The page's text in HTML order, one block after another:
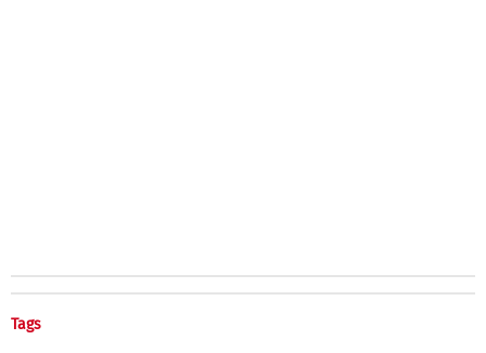
Tags